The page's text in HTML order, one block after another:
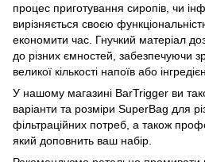
процес приготування сиропів, чи
вирізняється своєю
економити час. Гнучкий матеріал
до різних ємностей, забезпечуючи
великої кількості напоїв або
У нашому магазині BarTrigger ви
варіанти та розміри SuperBag для
фільтраційних потреб, а також
який доповнить ваш набір.